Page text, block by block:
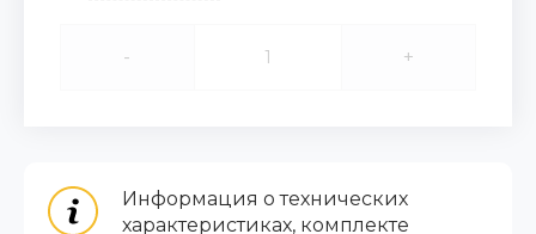
- +
Информация о технических
характеристиках, комплекте